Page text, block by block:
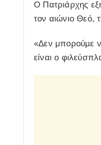
Ο Πατριάρχης
τον αιώνιο Θεό,
«Δεν μπορούμε
είναι ο